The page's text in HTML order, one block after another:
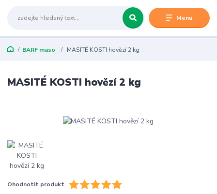
Menu
BARF maso MASITÉ KOSTI hovězí 2 kg
MASITÉ KOSTI hovězí 2 kg
Ohodnotit produkt